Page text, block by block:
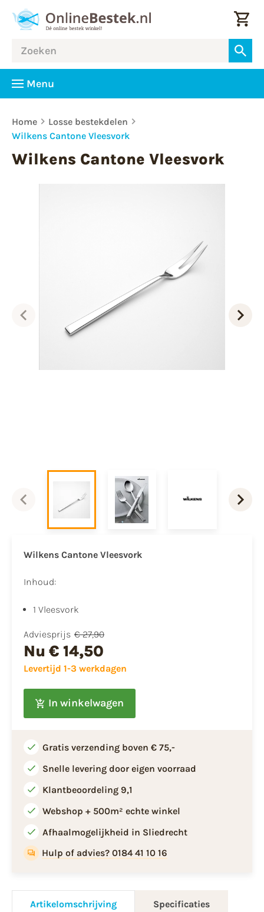
Menu
Home
Losse bestekdelen
Wilkens Cantone Vleesvork
Wilkens Cantone Vleesvork
Wilkens Cantone Vleesvork
Inhoud:
1 Vleesvork
Adviesprijs € 27,90
Nu € 14,50
Levertijd 1-3 werkdagen
In winkelwagen
Gratis verzending boven € 75,-
Snelle levering door eigen voorraad
Klantbeoordeling 9,1
Webshop + 500m² echte winkel
Afhaalmogelijkheid in Sliedrecht
Hulp of advies? 0184 41 10 16
Artikelomschrijving Specificaties